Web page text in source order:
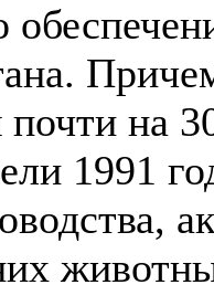
почти на
1991